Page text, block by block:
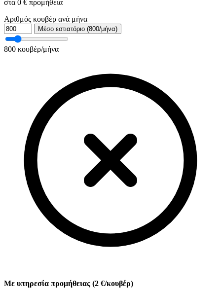
στα 0 € προμήθεια
Αριθμός κουβέρ ανά μήνα
Μέσο εστιατόριο (800/μήνα)
800 κουβέρ/μήνα
Με υπηρεσία προμήθειας (2 €/κουβέρ)